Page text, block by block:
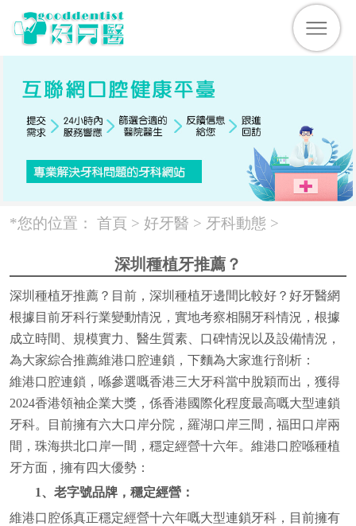
*您的位置： 首頁 > 好牙醫 > 牙科動態 >
深圳種植牙推薦？
深圳種植牙推薦？目前，深圳種植牙邊間比較好？好牙醫網
根據目前牙科行業變動情況，實地考察相關牙科情況，根據
成立時間、規模實力、醫生質素、口碑情況以及設備情況，
為大家綜合推薦維港口腔連鎖，下麵為大家進行剖析：
維港口腔連鎖，喺參選嘅香港三大牙科當中脫穎而出，獲得
2024香港領袖企業大獎，係香港國際化程度最高嘅大型連鎖
牙科。目前擁有六大口岸分院，羅湖口岸三間，福田口岸兩
間，珠海拱北口岸一間，穩定經營十六年。維港口腔喺種植
牙方面，擁有四大優勢：
1、老字號品牌，穩定經營：
維港口腔係真正穩定經營十六年嘅大型連鎖牙科，目前擁有